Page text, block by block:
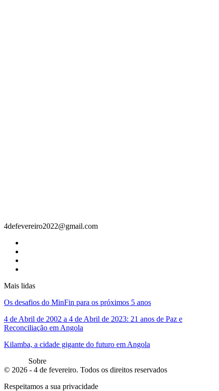
4defevereiro2022@gmail.com
Mais lidas
Os desafios do MinFin para os próximos 5 anos
4 de Abril de 2002 a 4 de Abril de 2023: 21 anos de Paz e
Reconciliação em Angola
Kilamba, a cidade gigante do futuro em Angola
Sobre
© 2026 - 4 de fevereiro. Todos os direitos reservados
Respeitamos a sua privacidade